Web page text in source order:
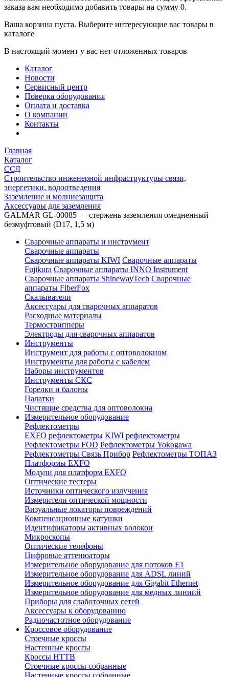
заказа вам необходимо добавить товары на сумму 0.
Ваша корзина пуста. Выберите интересующие вас товары в
каталоге
В настоящий момент у вас нет отложенных товаров
Каталог
Новости
Сервисный центр
Поверка оборудования
Оплата и доставка
О компании
Контакты
Главная
Каталог
ССД
Строительство инженерной инфраструктуры связи,
энергетики, водоотведения
Заземление и молниезащита
Аксессуары для заземления
GALMAR GL-00085 — стержень заземления омедненный
безмуфтовый (D17, 1,5 м)
Сварочные аппараты и инструмент
Сварочные аппараты
Сварочные аппараты KIWI Сварочные аппараты
Fujikura Сварочные аппараты INNO Instrument
Сварочные аппараты ShinewayTech Cварочные
аппараты FiberFox
Скалыватели
Аксессуары для сварочных аппаратов
Расходные материалы
Термострипперы
Электроды для сварочных аппаратов
Инструменты
Инструмент для работы с оптоволокном
Инструменты для работы с кабелем
Наборы инструментов
Инструменты СКС
Горелки и балоны
Палатки
Чистящие средства для оптоволокна
Измерительное оборудование
Рефлектометры
EXFO рефлектометры KIWI рефлектометры
Рефлектометры FOD Рефлектометры Yokogawa
Рефлектометры Связь Прибор Рефлектометры ТОПАЗ
Платформы EXFO
Модули для платформ EXFO
Оптические тестеры
Источники оптического излучения
Измерители оптической мощности
Визуальные локаторы повреждений
Компенсационные катушки
Идентификаторы активных волокон
Микроскопы
Оптические телефоны
Цифровые аттенюаторы
Измерительное оборудование для потоков Е1
Измерительное оборудование для ADSL линий
Измерительное оборудование для Gigabit Ethernet
Измерительное оборудование для медных линиий
Приборы для слаботочных сетей
Аксессуары к оборудованию
Радиочастотное оборудование
Кроссовое оборудование
Стоечные кроссы
Настенные кроссы
Кроссы HTTB
Стоечные кроссы собранные
Настенные кроссы собранные